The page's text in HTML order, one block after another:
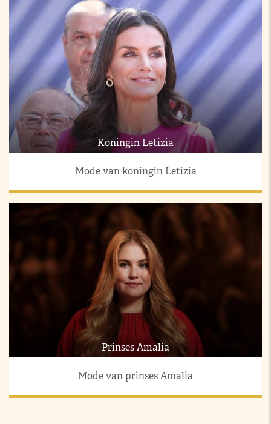
Koningin Letizia
Mode van koningin Letizia
Prinses Amalia
Mode van prinses Amalia